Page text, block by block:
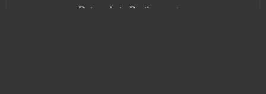
Datenschutz-Bestimmungen